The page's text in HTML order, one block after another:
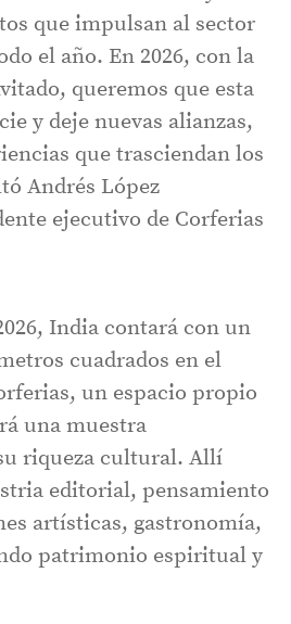
que impulsan al sector
el año. En 2026, con la
queremos que esta
y deje nuevas alianzas,
que trasciendan los
Andrés López
ejecutivo de Corferias
India contará con un
cuadrados en el
un espacio propio
una muestra
riqueza cultural. Allí
editorial, pensamiento
artísticas, gastronomía,
patrimonio espiritual y